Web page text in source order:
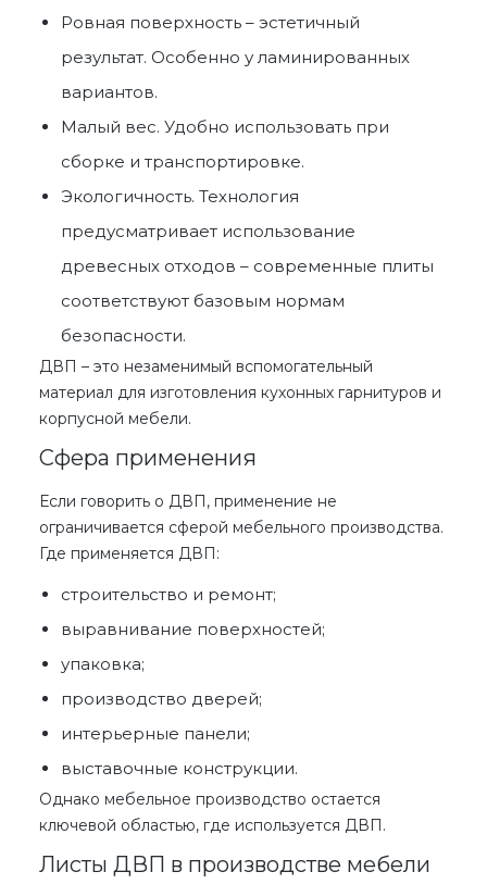
Ровная поверхность – эстетичный
результат. Особенно у ламинированных
вариантов.
Малый вес. Удобно использовать при
сборке и транспортировке.
Экологичность. Технология
предусматривает использование
древесных отходов – современные плиты
соответствуют базовым нормам
безопасности.
ДВП – это незаменимый вспомогательный
материал для изготовления кухонных гарнитуров и
корпусной мебели.
Сфера применения
Если говорить о ДВП, применение не
ограничивается сферой мебельного производства.
Где применяется ДВП :
строительство и ремонт;
выравнивание поверхностей;
упаковка;
производство дверей;
интерьерные панели;
выставочные конструкции.
Однако мебельное производство остается
ключевой областью, где используется ДВП .
Листы ДВП в производстве мебели